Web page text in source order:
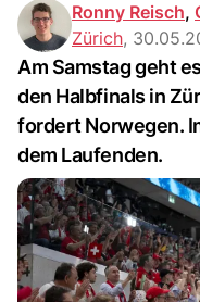
Ronny Reisch,
Zürich,
Am Samstag geht
den Halbfinals in
fordert Norwegen.
dem Laufenden.